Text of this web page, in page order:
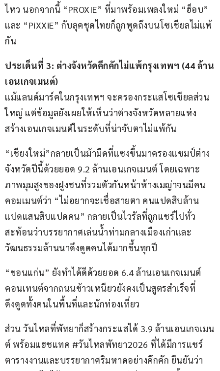
ไหว นอกจากนี้ “PROXIE” ที่มาพร้อมเพลงใหม่ “ฮ็อบ”
และ “PiXXiE” กับลุคชุดไทยก็ถูกพูดถึงบนโซเชียลไม่แพ้
กัน
ประเด็นที่ 3: ต่างจังหวัดคึกคักไม่แพ้กรุงเทพฯ (44 ล้าน
เอนเกจเมนต์)
แม้แลนด์มาร์คในกรุงเทพฯ จะครองกระแสโซเชียลส่วน
ใหญ่ แต่ข้อมูลยังเผยให้เห็นว่าต่างจังหวัดหลายแห่ง
สร้างเอนเกจเมนต์ในระดับที่น่าจับตาไม่แพ้กัน
“เชียงใหม่”กลายเป็นม้ามืดที่แซงขึ้นมาครองแชมป์ต่าง
จังหวัดปีนี้ด้วยยอด 9.2 ล้านเอนเกจเมนต์ โดยเฉพาะ
ภาพมุมสูงของฝูงชนที่รวมตัวกันหน้าห้างเมญ่าจนมีคน
คอมเมนต์ว่า “ไม่อยากจะเชื่อสายตา คนแปดสิบล้าน
แปดแสนสิบแปดคน” กลายเป็นไวรัลที่ถูกแชร์ไปทั่ว
สะท้อนว่าบรรยากาศเล่นน้ำท่ามกลางเมืองเก่าและ
วัฒนธรรมล้านนาดึงดูดคนได้มากขึ้นทุกปี
“ขอนแก่น” ยังทำได้ดีด้วยยอด 6.4 ล้านเอนเกจเมนต์
คอนเทนต์จากถนนข้าวเหนียวยังคงเป็นสูตรสำเร็จที่
ดึงดูดทั้งคนในพื้นที่และนักท่องเที่ยว
ส่วน วันไหลที่พัทยาก็สร้างกระแสได้ 3.9 ล้านเอนเกจเมน
ต์ พร้อมแฮชแทค #วันไหลพัทยา2026 ที่ได้มีการแชร์
ตารางงานและบรรยากาศริมหาดอย่างคึกคัก ยืนยันว่า